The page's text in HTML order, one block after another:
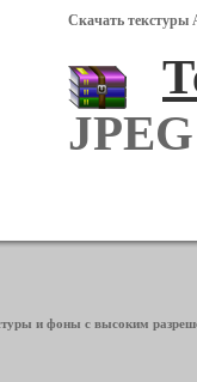
Скачать
и фоны с высоким